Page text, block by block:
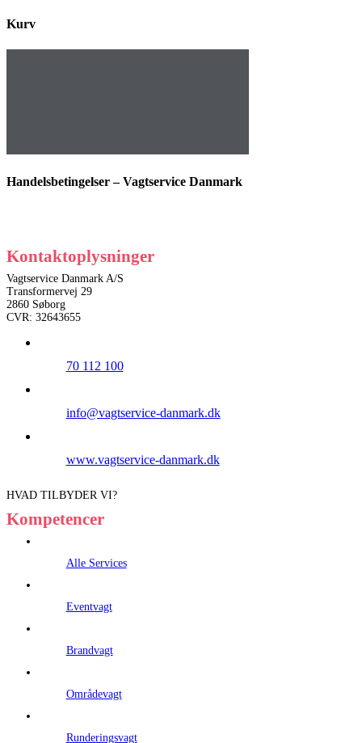
Kurv
Handelsbetingelser – Vagtservice Danmark
Kontaktoplysninger
Vagtservice Danmark A/S
Transformervej 29
2860 Søborg
CVR: 32643655
70 112 100
info@vagtservice-danmark.dk
www.vagtservice-danmark.dk
HVAD TILBYDER VI?
Kompetencer
Alle Services
Eventvagt
Brandvagt
Områdevagt
Runderingsvagt